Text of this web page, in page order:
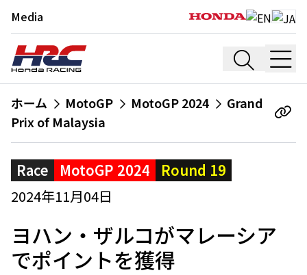
Media
ホーム MotoGP MotoGP 2024
Grand
Prix of Malaysia
Race MotoGP 2024
Round 19
2024年11月04日
ヨハン・ザルコがマレーシア
でポイントを獲得